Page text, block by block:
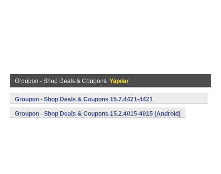
Groupon - Shop Deals & Coupons Yapılar
Groupon - Shop Deals & Coupons 15.7.4421-4421
(armeabi,armeabi-v7a,mips,x86) (Android)
Groupon - Shop Deals & Coupons 15.2.4015-4015 (Android)